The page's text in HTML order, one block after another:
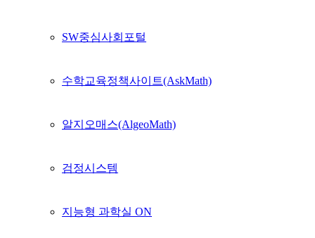
SW중심사회포털
수학교육정책사이트(AskMath)
알지오매스(AlgeoMath)
검정시스템
지능형 과학실 ON